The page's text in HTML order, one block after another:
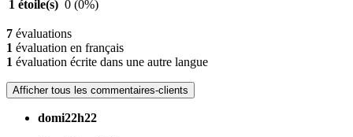
1 étoile(s) 0 (0%)
7 évaluations
1 évaluation en français
1 évaluation écrite dans une autre langue
Afficher tous les commentaires-clients
domi22h22